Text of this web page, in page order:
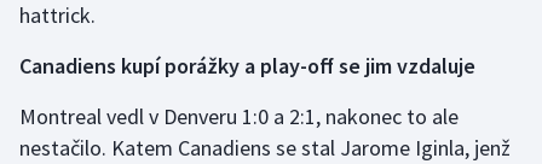
Ragby
Rychlobruslení
Rychlostní kanoistika
hattrick.
Canadiens kupí porážky a play-off se jim vzdaluje
Montreal vedl v Denveru 1:0 a 2:1, nakonec to ale
nestačilo. Katem Canadiens se stal Jarome Iginla, jenž